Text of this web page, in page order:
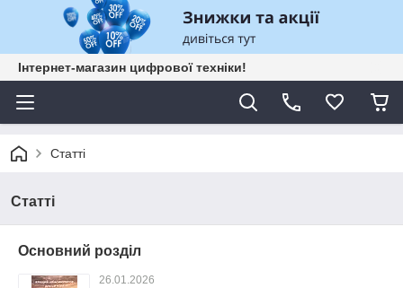
Інтернет-магазин цифрової техніки!
Статті
Статті
Основний розділ
26.01.2026